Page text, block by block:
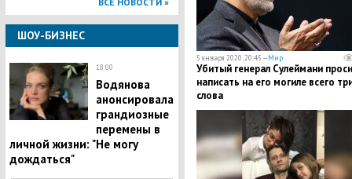
ШОУ-БИЗНЕС
18:00
Водянова
анонсировала
грандиозные
перемены в
личной жизни: "Не могу
дождаться"
5 января 2020, 20:45 —Мир
Убитый генерал Сулеймани
написать на его могиле всего
слова